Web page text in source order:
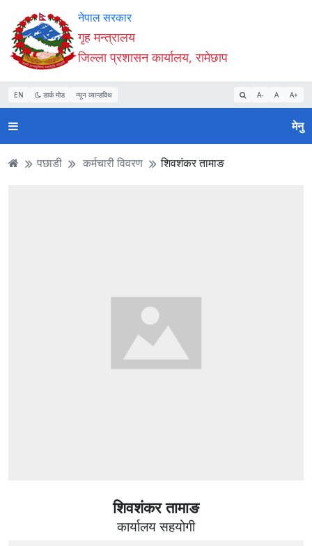
Accessibility
Mode
सुरु
गर्नुहोस्
सामाग्री
पढ्नुहाेस्
नेभिगेसन
पढ्नुहाेस्
वेबसाइट
खोजमा
जानुहोस्
नेपाल सरकार
गृह मन्त्रालय
जिल्ला प्रशासन कार्यालय, रामेछाप
EN डार्क मोड न्यून व्यान्डविथ A- A A+
मेनु
पछाडी कर्मचारी विवरण शिवशंकर तामाङ
शिवशंकर तामाङ
कार्यालय सहयोगी